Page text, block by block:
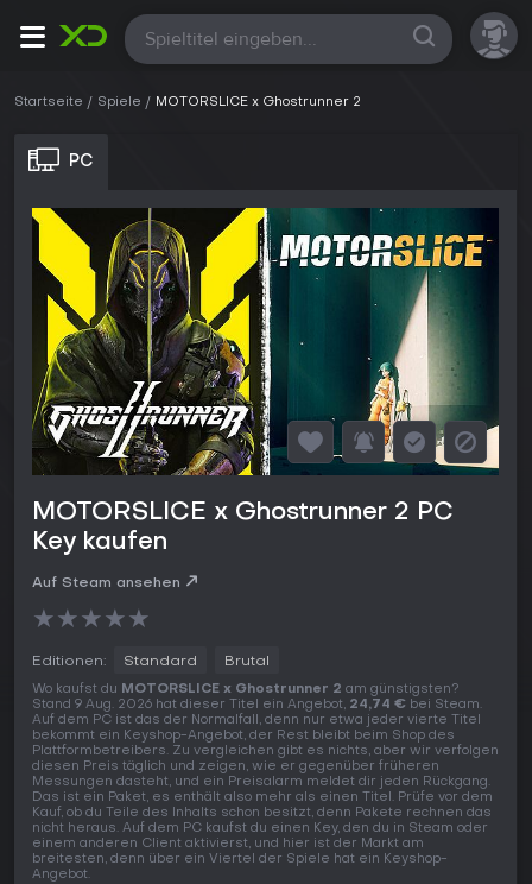
Alle
Startseite Spiele MOTORSLICE x Ghostrunner 2
PC
MOTORSLICE x Ghostrunner 2 PC
Key kaufen
Auf Steam ansehen
★★★★★
Editionen: Standard Brutal
Wo kaufst du MOTORSLICE x Ghostrunner 2 am günstigsten?
Stand 9 Aug. 2026 hat dieser Titel ein Angebot, 24,74 € bei Steam.
Auf dem PC ist das der Normalfall, denn nur etwa jeder vierte Titel
bekommt ein Keyshop-Angebot, der Rest bleibt beim Shop des
Plattformbetreibers. Zu vergleichen gibt es nichts, aber wir verfolgen
diesen Preis täglich und zeigen, wie er gegenüber früheren
Messungen dasteht, und ein Preisalarm meldet dir jeden Rückgang.
Das ist ein Paket, es enthält also mehr als einen Titel. Prüfe vor dem
Kauf, ob du Teile des Inhalts schon besitzt, denn Pakete rechnen das
nicht heraus. Auf dem PC kaufst du einen Key, den du in Steam oder
einem anderen Client aktivierst, und hier ist der Markt am
breitesten, denn über ein Viertel der Spiele hat ein Keyshop-
Angebot.